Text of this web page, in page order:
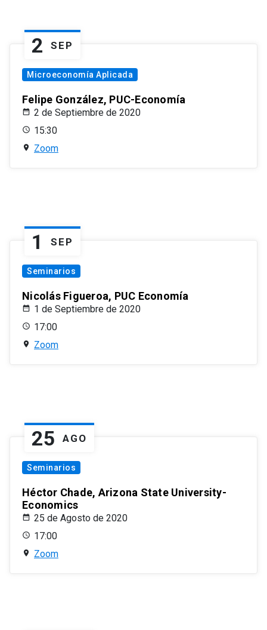
2 SEP
Microeconomía Aplicada
Felipe González, PUC-Economía
2 de Septiembre de 2020
15:30
Zoom
1 SEP
Seminarios
Nicolás Figueroa, PUC Economía
1 de Septiembre de 2020
17:00
Zoom
25 AGO
Seminarios
Héctor Chade, Arizona State University-
Economics
25 de Agosto de 2020
17:00
Zoom